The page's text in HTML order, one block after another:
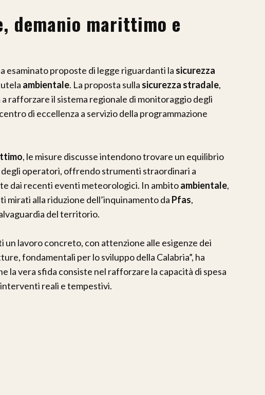
demanio marittimo e
esaminato proposte di legge riguardanti la sicurezza
ambientale. La proposta sulla sicurezza stradale,
a rafforzare il sistema regionale di monitoraggio degli
di eccellenza a servizio della programmazione
, le misure discusse intendono trovare un equilibrio
operatori, offrendo strumenti straordinari a
dai recenti eventi meteorologici. In ambitoambientale,
mirati alla riduzione dell’inquinamento da Pfas,
del territorio.
un lavoro concreto, con attenzione alle esigenze dei
fondamentali per lo sviluppo della Calabria”, ha
la vera sfida consiste nel rafforzare la capacità di spesa
reali e tempestivi.